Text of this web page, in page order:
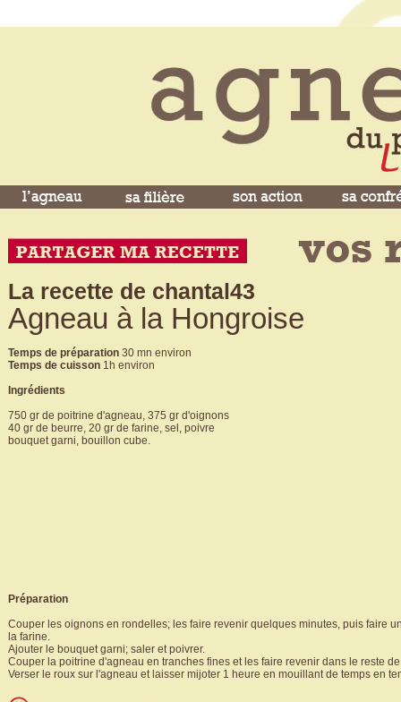
La recette de chantal43
Agneau à la Hongroise
Temps de préparation 30 mn environ
Temps de cuisson 1h environ
Ingrédients
750 gr de poitrine d'agneau, 375 gr d'oignons
40 gr de beurre, 20 gr de farine, sel, poivre
bouquet garni, bouillon cube.
Préparation
Couper les oignons en rondelles; les faire revenir quelques minutes, puis faire
la farine.
Ajouter le bouquet garni; saler et poivrer.
Couper la poitrine d'agneau en tranches fines et les faire revenir dans le reste
Verser le roux sur l'agneau et laisser mijoter 1 heure en mouillant de temps en